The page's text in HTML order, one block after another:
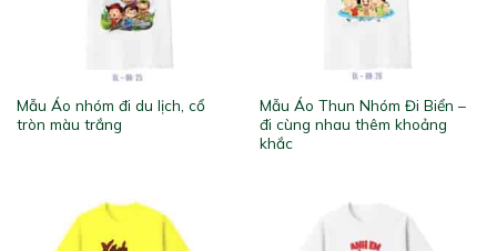
Mẫu Áo nhóm đi du lịch, cổ
tròn màu trắng
Mẫu Áo Thun Nhóm Đi Biển –
đi cùng nhau thêm khoảng
khắc